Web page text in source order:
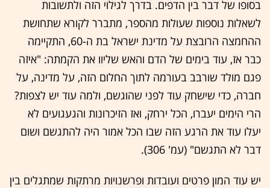
בסופו של דבר בין הדפים. בדרך לגילוי הזה ולתשובות
לשאלות נוספות שעולות מהספר, מתברר לקורא שתחושת
ההחמצה הרובצת על מדינת ישראל בת ה-60, התקיימה
כבר אז, עוד בימים של הדם והאש שליוו את הקמתה: "איזה
פגם מולד שורבב בעורמה לתוך החלום הזה, על מדינה, על
חברה, כדי שישחק עוד לפני שהוגשם, ולמה עוד יש לצפות?
הרי הימים יעברו, הכל ירחק, ואז הזיכרונות והגעגועים לא
יעלו עוד את הרגע הזה שבו הכל אמור היה להתגשם ושום
דבר לא התגשם" (עמ' 306).
יש עוד המון פרטים ועובדות ופרשנויות מרתקות שמתגלים בין